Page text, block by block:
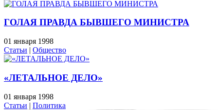
ГОЛАЯ ПРАВДА БЫВШЕГО МИНИСТРА
01 января 1998
Статьи | Общество
«ЛЕТАЛЬНОЕ ДЕЛО»
01 января 1998
Статьи | Политика